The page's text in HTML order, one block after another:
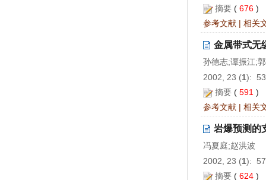
摘要 ( 676 )
参考文献 | 相关
金属带式无
孙德志;谭振江;
2002, 23 (1):
摘要 ( 591 )
参考文献 | 相关
岩爆预测的
冯夏庭;赵洪波
2002, 23 (1):
摘要 ( 624 )